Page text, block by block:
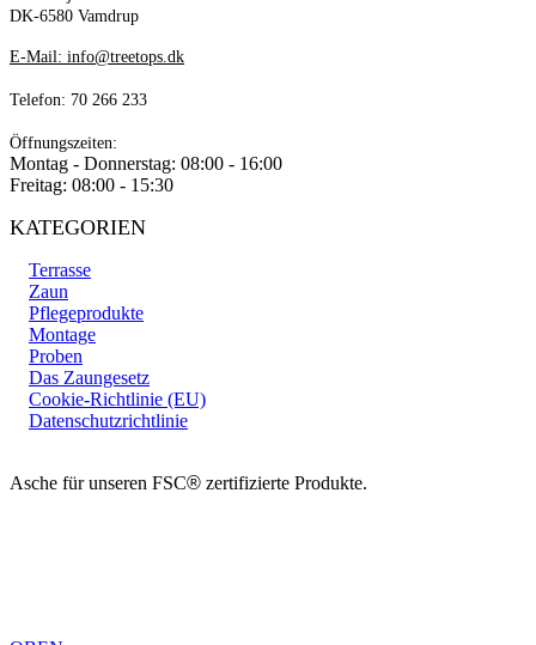
DK-6580 Vamdrup
E-Mail: info@treetops.dk
Telefon: 70 266 233
Öffnungszeiten:
Montag - Donnerstag: 08:00 - 16:00
Freitag: 08:00 - 15:30
KATEGORIEN
Terrasse
Zaun
Pflegeprodukte
Montage
Proben
Das Zaungesetz
Cookie-Richtlinie (EU)
Datenschutzrichtlinie
Asche für unseren FSC® zertifizierte Produkte.